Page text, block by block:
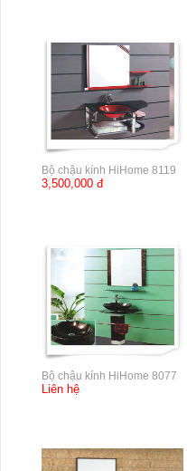
Bộ chậu kính HiHome 8119
3,500,000 đ
Bộ chậu kính HiHome 8077
Liên hệ